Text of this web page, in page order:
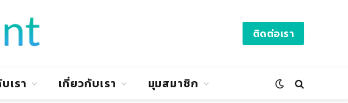
ติดต่อเรา
เรา เกี่ยวกับเรา มุมสมาชิก